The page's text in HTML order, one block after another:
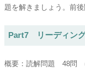
題を解きましょう。前
Part7 リーディン
概要：読解問題 48問